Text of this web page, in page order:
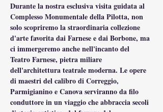
Durante la nostra esclusiva visita guidata al
Complesso Monumentale della Pilotta, non
solo scopriremo la straordinaria collezione
d'arte favorita dai Farnese e dai Borbone, ma
ci immergeremo anche nell'incanto del
Teatro Farnese, pietra miliare
dell'architettura teatrale moderna. Le opere
di maestri del calibro di Correggio,
Parmigianino e Canova serviranno da filo
conduttore in un viaggio che abbraccia secoli